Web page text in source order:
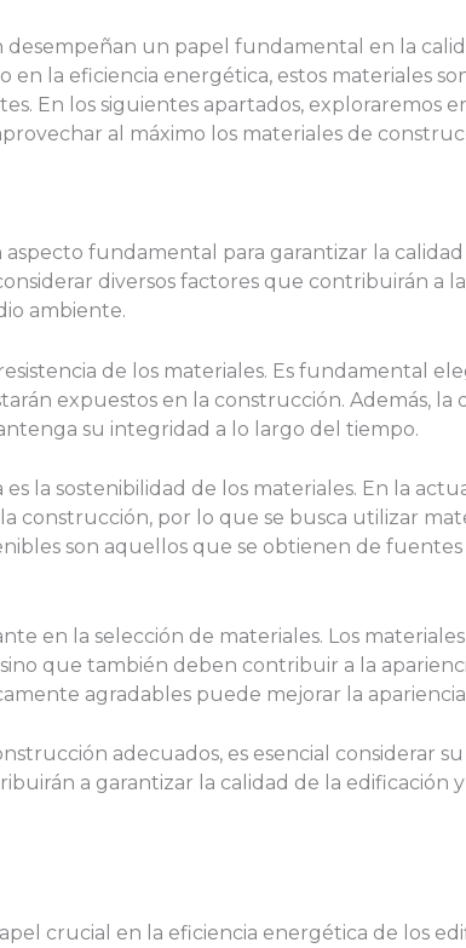
un papel fundamental en la
en la eficiencia energética, estos materiales
En los siguientes apartados, exploraremos
al máximo los materiales de
aspecto fundamental para garantizar la
diversos factores que contribuirán a
ambiente.
de los materiales. Es fundamental
expuestos en la construcción. Además, la
su integridad a lo largo del tiempo.
la sostenibilidad de los materiales. En la
construcción, por lo que se busca utilizar
son aquellos que se obtienen de
en la selección de materiales. Los
que también deben contribuir a la
agradables puede mejorar la
adecuados, es esencial considerar
a garantizar la calidad de la edificación
crucial en la eficiencia energética de los